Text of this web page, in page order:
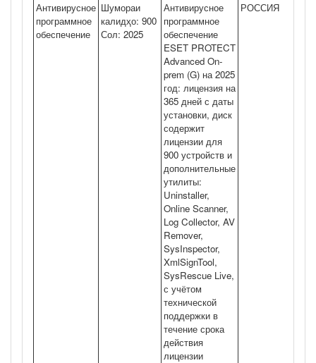
Антивирусное
программное
обеспечение
Шумораи
калидҳо: 900
Сол: 2025
Антивирусное
программное
обеспечение
ESET PROTECT
Advanced On-
prem (G) на 2025
год: лицензия на
365 дней с даты
установки, диск
содержит
лицензии для
900 устройств и
дополнительные
утилиты:
Uninstaller,
Online Scanner,
Log Collector, AV
Remover,
SysInspector,
XmlSignTool,
SysRescue Live,
с учётом
технической
поддержки в
течение срока
действия
лицензии
РОССИЯ